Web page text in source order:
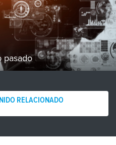
pasado
RELACIONADO